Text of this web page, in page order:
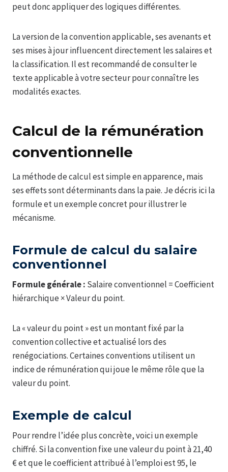
peut donc appliquer des logiques différentes.
La version de la convention applicable, ses avenants et
ses mises à jour influencent directement les salaires et
la classification. Il est recommandé de consulter le
texte applicable à votre secteur pour connaître les
modalités exactes.
Calcul de la rémunération
conventionnelle
La méthode de calcul est simple en apparence, mais
ses effets sont déterminants dans la paie. Je décris ici la
formule et un exemple concret pour illustrer le
mécanisme.
Formule de calcul du salaire
conventionnel
Formule générale : Salaire conventionnel = Coefficient
hiérarchique × Valeur du point.
La « valeur du point » est un montant fixé par la
convention collective et actualisé lors des
renégociations. Certaines conventions utilisent un
indice de rémunération qui joue le même rôle que la
valeur du point.
Exemple de calcul
Pour rendre l’idée plus concrète, voici un exemple
chiffré. Si la convention fixe une valeur du point à 21,40
€ et que le coefficient attribué à l’emploi est 95, le